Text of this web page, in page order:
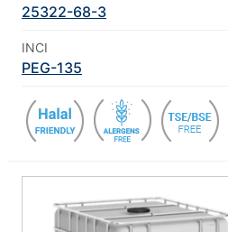
25322-68-3
INCI
PEG-135